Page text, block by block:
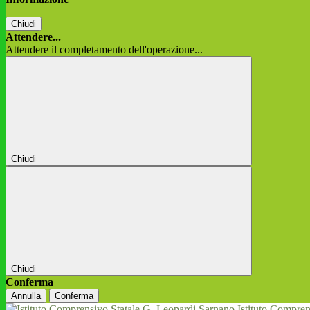
Chiudi
Attendere...
Attendere il completamento dell'operazione...
Chiudi
Chiudi
Conferma
Annulla Conferma